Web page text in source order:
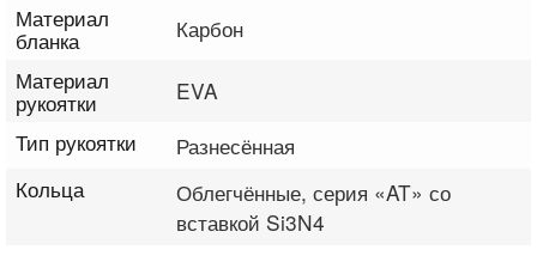
Материал
бланка
Карбон
Материал
рукоятки
EVA
Тип рукоятки
Разнесённая
Кольца
Облегчённые, серия «AT» со
вставкой Si3N4